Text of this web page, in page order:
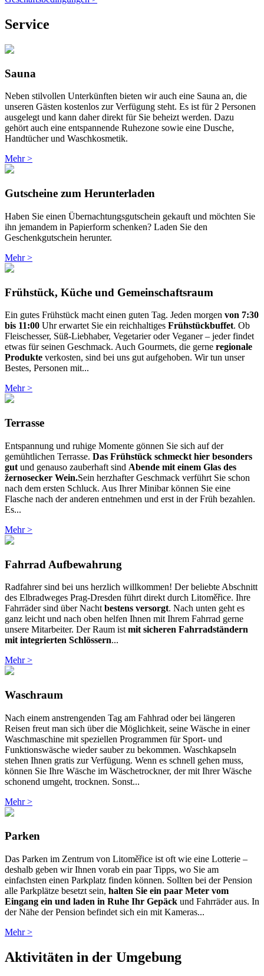
Service
Sauna
Neben stilvollen Unterkünften bieten wir auch eine Sauna an, die
unseren Gästen kostenlos zur Verfügung steht. Es ist für 2 Personen
ausgelegt und kann daher direkt für Sie beheizt werden. Dazu
gehört auch eine entspannende Ruhezone sowie eine Dusche,
Handtücher und Waschkosmetik.
Mehr >
Gutscheine zum Herunterladen
Haben Sie einen Übernachtungsgutschein gekauft und möchten Sie
ihn jemandem in Papierform schenken? Laden Sie den
Geschenkgutschein herunter.
Mehr >
Frühstück, Küche und Gemeinschaftsraum
Ein gutes Frühstück macht einen guten Tag. Jeden morgen von 7:30
bis 11:00 Uhr erwartet Sie ein reichhaltiges Frühstückbuffet. Ob
Fleischesser, Süß-Liebhaber, Vegetarier oder Veganer – jeder findet
etwas für seinen Geschmack. Auch Gourmets, die gerne regionale
Produkte verkosten, sind bei uns gut aufgehoben. Wir tun unser
Bestes, Personen mit...
Mehr >
Terrasse
Entspannung und ruhige Momente gönnen Sie sich auf der
gemühtlichen Terrasse. Das Frühstück schmeckt hier besonders
gut und genauso zauberhaft sind Abende mit einem Glas des
žernosecker Wein.Sein herzhafter Geschmack verführt Sie schon
nach dem ersten Schluck. Aus Ihrer Minibar können Sie eine
Flasche nach der anderen entnehmen und erst in der Früh bezahlen.
Es...
Mehr >
Fahrrad Aufbewahrung
Radfahrer sind bei uns herzlich willkommen! Der beliebte Abschnitt
des Elbradweges Prag-Dresden führt direkt durch Litoměřice. Ihre
Fahrräder sind über Nacht bestens versorgt. Nach unten geht es
ganz leicht und nach oben helfen Ihnen mit Ihrem Fahrrad gerne
unsere Mitarbeiter. Der Raum ist mit sicheren Fahrradständern
mit integrierten Schlössern...
Mehr >
Waschraum
Nach einem anstrengenden Tag am Fahhrad oder bei längeren
Reisen freut man sich über die Möglichkeit, seine Wäsche in einer
Waschmaschine mit speziellen Programmen für Sport- und
Funktionswäsche wieder sauber zu bekommen. Waschkapseln
stehen Ihnen gratis zur Verfügung. Wenn es schnell gehen muss,
können Sie Ihre Wäsche im Wäschetrockner, der mit Ihrer Wäsche
schonend umgeht, trocknen. Sonst...
Mehr >
Parken
Das Parken im Zentrum von Litoměřice ist oft wie eine Lotterie –
deshalb geben wir Ihnen vorab ein paar Tipps, wo Sie am
einfachsten einen Parkplatz finden können. Sollten bei der Pension
alle Parkplätze besetzt sein, halten Sie ein paar Meter vom
Eingang ein und laden in Ruhe Ihr Gepäck und Fahrräder aus. In
der Nähe der Pension befindet sich ein mit Kameras...
Mehr >
Aktivitäten in der Umgebung